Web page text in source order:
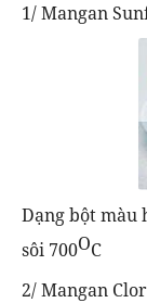
1/ Mangan
Dạng bột màu
sôi 700OC
2/ Mangan